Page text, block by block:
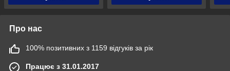
Про нас
100% позитивних з 1159 відгуків за рік
Працює з 31.01.2017